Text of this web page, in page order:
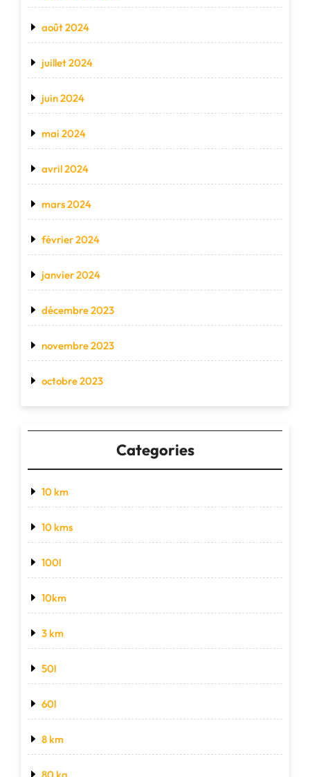
août 2024
juillet 2024
juin 2024
mai 2024
avril 2024
mars 2024
février 2024
janvier 2024
décembre 2023
novembre 2023
octobre 2023
Categories
10 km
10 kms
100l
10km
3 km
50l
60l
8 km
80 kg